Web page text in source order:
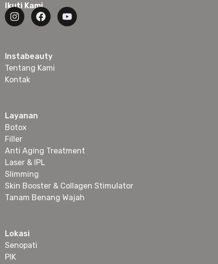
Ikuti Kami
Instabeauty
Tentang Kami
Kontak
Layanan
Botox
Filler
Anti Aging Treatment
Laser & IPL
Slimming
Skin Booster & Collagen Stimulator
Tanam Benang Wajah
Lokasi
Senopati
PIK